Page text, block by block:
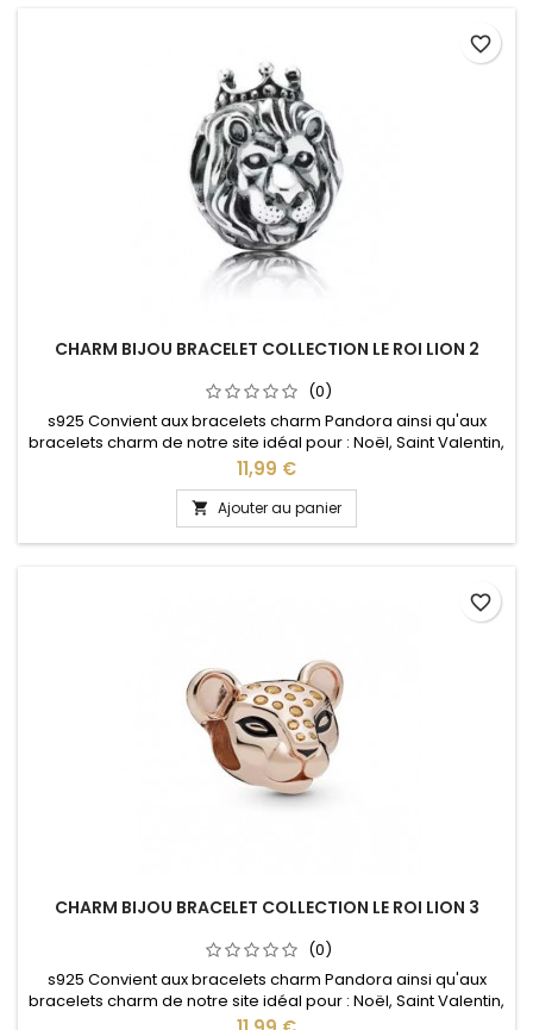
CHARM BIJOU BRACELET COLLECTION LE ROI LION 2
(0)
s925 Convient aux bracelets charm Pandora ainsi qu'aux
bracelets charm de notre site idéal pour : Noël, Saint Valentin,
anniversaire, anniversaire de mariage
Prix
11,99 €
 Ajouter au panier
favorite_border
CHARM BIJOU BRACELET COLLECTION LE ROI LION 3
(0)
s925 Convient aux bracelets charm Pandora ainsi qu'aux
bracelets charm de notre site idéal pour : Noël, Saint Valentin,
anniversaire, anniversaire de mariage
favorite_border